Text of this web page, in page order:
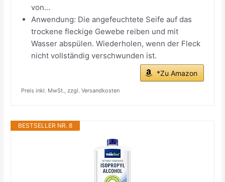
von...
Anwendung: Die angefeuchtete Seife auf das
trockene fleckige Gewebe reiben und mit
Wasser abspülen. Wiederholen, wenn der Fleck
nicht vollständig verschwunden ist.
*Zu Amazon
Preis inkl. MwSt., zzgl. Versandkosten
BESTSELLER NR. 8